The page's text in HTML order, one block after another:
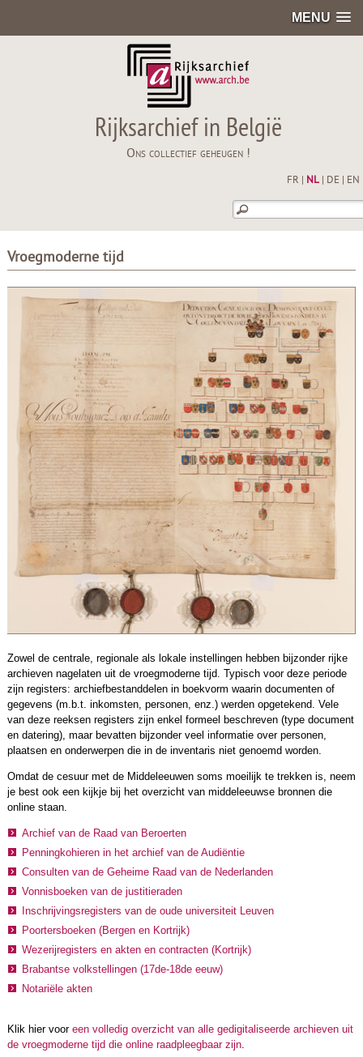
MENU
Rijksarchief in België
Ons collectief geheugen !
FR NL| DE EN
Vroegmoderne tijd
Zowel de centrale, regionale als lokale instellingen hebben bijzonder rijke
archieven nagelaten uit de vroegmoderne tijd. Typisch voor deze periode
zijn registers: archiefbestanddelen in boekvorm waarin documenten of
gegevens (m.b.t. inkomsten, personen, enz.) werden opgetekend. Vele
van deze reeksen registers zijn enkel formeel beschreven (type document
en datering), maar bevatten bijzonder veel informatie over personen,
plaatsen en onderwerpen die in de inventaris niet genoemd worden.
Omdat de cesuur met de Middeleeuwen soms moeilijk te trekken is, neem
je best ook een kijkje bij het overzicht van middeleeuwse bronnen die
online staan.
Archief van de Raad van Beroerten
Penningkohieren in het archief van de Audiëntie
Consulten van de Geheime Raad van de Nederlanden
Vonnisboeken van de justitieraden
Inschrijvingsregisters van de oude universiteit Leuven
Poortersboeken (Bergen en Kortrijk)
Wezerijregisters en akten en contracten (Kortrijk)
Brabantse volkstellingen (17de-18de eeuw)
Notariële akten
Klik hier voor een volledig overzicht van alle gedigitaliseerde archieven uit
de vroegmoderne tijd die online raadpleegbaar zijn.